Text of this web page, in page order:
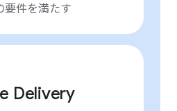
要件を満たす
Delivery